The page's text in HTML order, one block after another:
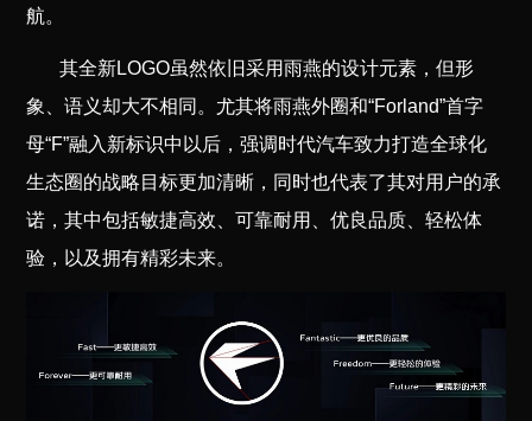
航。
其全新LOGO虽然依旧采用雨燕的设计元素，但形
象、语义却大不相同。尤其将雨燕外圈和“Forland”首字
母“F”融入新标识中以后，强调时代汽车致力打造全球化
生态圈的战略目标更加清晰，同时也代表了其对用户的承
诺，其中包括敏捷高效、可靠耐用、优良品质、轻松体
验，以及拥有精彩未来。